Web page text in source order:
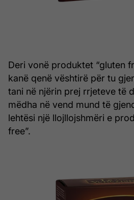
Deri vonë produktet “gluten
kanë qenë vështirë për tu
tani në njërin prej rrjeteve të
mëdha në vend mund të
lehtësi një llojllojshmëri e
free”.